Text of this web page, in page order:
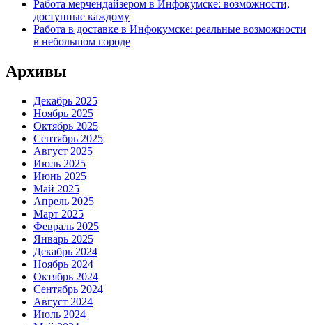
Работа мерчендайзером в Инфокумске: возможности,
доступные каждому
Работа в доставке в Инфокумске: реальные возможности
в небольшом городе
Архивы
Декабрь 2025
Ноябрь 2025
Октябрь 2025
Сентябрь 2025
Август 2025
Июль 2025
Июнь 2025
Май 2025
Апрель 2025
Март 2025
Февраль 2025
Январь 2025
Декабрь 2024
Ноябрь 2024
Октябрь 2024
Сентябрь 2024
Август 2024
Июль 2024